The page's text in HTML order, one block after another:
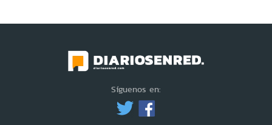
Síguenos en: